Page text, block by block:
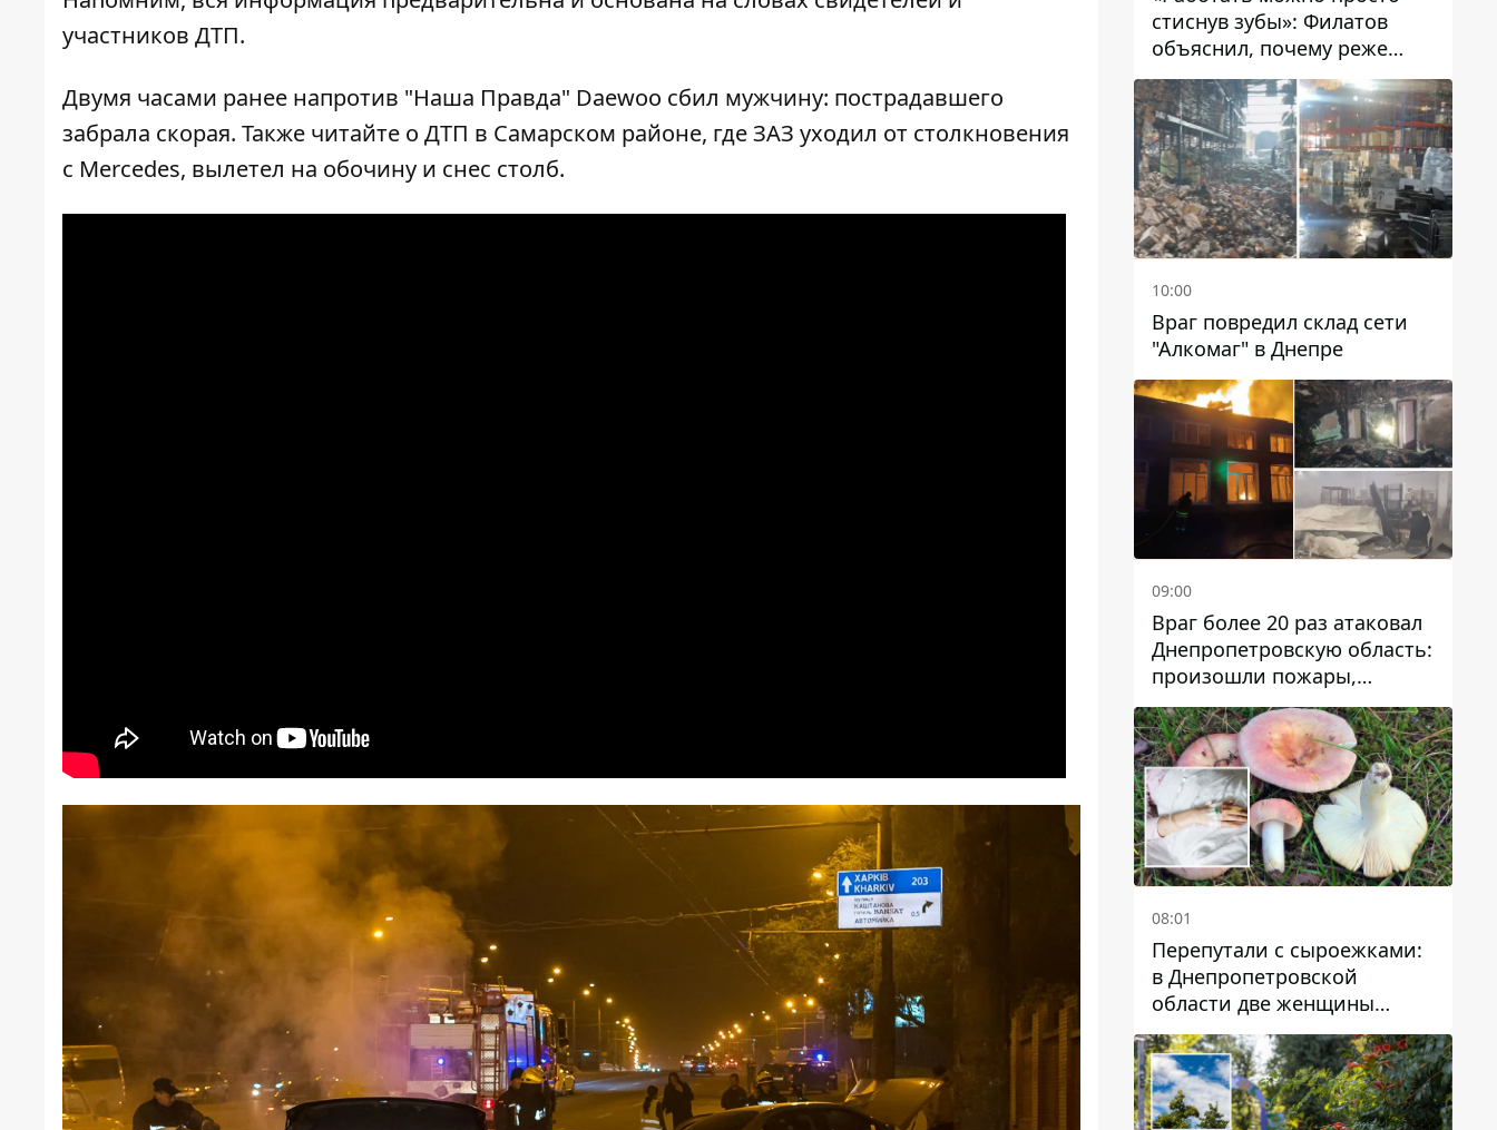
участников ДТП.
Двумя часами ранее напротив "Наша Правда" Daewoo сбил мужчину: пострадавшего
забрала скорая. Также читайте о ДТП в Самарском районе, где ЗАЗ уходил от столкновения
с Mercedes, вылетел на обочину и снес столб.
стиснув зубы»: Филатов
объяснил, почему реже
пишет в соцсетях и
раскритиковал медийность
чиновников
10:00
Враг повредил склад сети
"Алкомаг" в Днепре
09:00
Враг более 20 раз атаковал
Днепропетровскую область:
произошли пожары,
повреждены дома,
инфраструктура и авто
08:01
Перепутали с сыроежками:
в Днепропетровской
области две женщины
отравились грибами